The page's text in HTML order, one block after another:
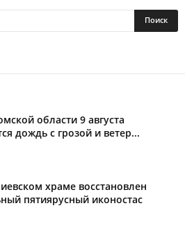
области 9 августа
дождь с грозой и ветер...
храме восстановлен
пятиярусный иконостас